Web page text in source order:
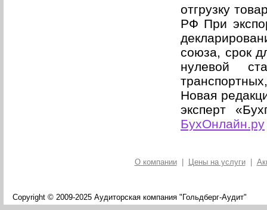
отгрузку
РФ При
союза, срок
нулевой
Новая
эксперт
БухОнлайн.ру
О компании Цены на услуги
Copyright © 2009-2025 Аудиторская компания "Гольдберг-Аудит"